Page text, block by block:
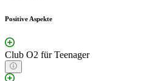
Positive Aspekte
Club O2 für Teenager